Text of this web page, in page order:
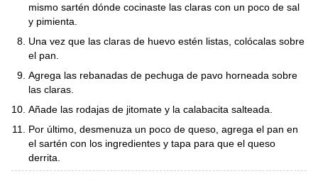
mismo sartén dónde cocinaste las claras con un poco de sal
y pimienta.
Una vez que las claras de huevo estén listas, colócalas sobre
el pan.
Agrega las rebanadas de pechuga de pavo horneada sobre
las claras.
Añade las rodajas de jitomate y la calabacita salteada.
Por último, desmenuza un poco de queso, agrega el pan en
el sartén con los ingredientes y tapa para que el queso
derrita.